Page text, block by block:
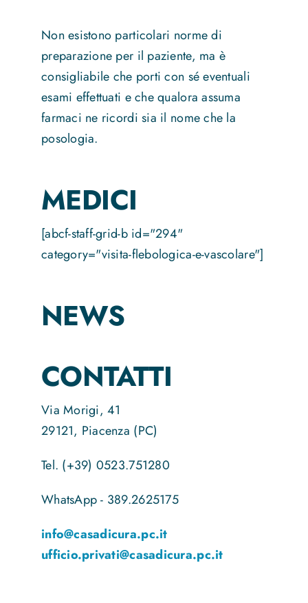
Non esistono particolari norme di
preparazione per il paziente, ma è
consigliabile che porti con sé eventuali
esami effettuati e che qualora assuma
farmaci ne ricordi sia il nome che la
posologia.
MEDICI
[abcf-staff-grid-b id="294"
category="visita-flebologica-e-vascolare"]
NEWS
CONTATTI
Via Morigi, 41
29121, Piacenza (PC)
Tel. (+39) 0523.751280
WhatsApp - 389.2625175
info@casadicura.pc.it
ufficio.privati@casadicura.pc.it